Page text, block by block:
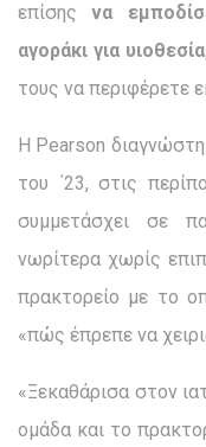
επίσηςνα
αγοράκι για
τους να περιφέρετε
Η Pearson
του ΄23, στις
συμμετάσχει σε
νωρίτερα χωρίς
πρακτορείο με το
«πώς έπρεπε να
«Ξεκαθάρισα στον
ομάδα και το